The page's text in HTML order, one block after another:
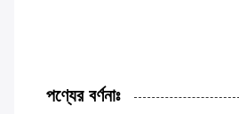
পণ্যের বর্ণনাঃ